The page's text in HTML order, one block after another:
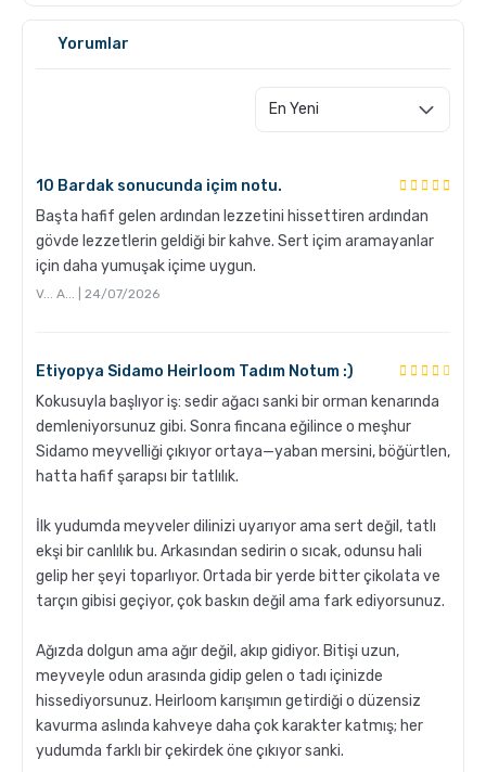
Grosche Milano Moka Pot
Yorumlar
10 Bardak sonucunda içim notu.
Başta hafif gelen ardından lezzetini hissettiren ardından
gövde lezzetlerin geldiği bir kahve. Sert içim aramayanlar
için daha yumuşak içime uygun.
V... A... | 24/07/2026
Etiyopya Sidamo Heirloom Tadım Notum :)
Kokusuyla başlıyor iş: sedir ağacı sanki bir orman kenarında
demleniyorsunuz gibi. Sonra fincana eğilince o meşhur
Sidamo meyvelliği çıkıyor ortaya—yaban mersini, böğürtlen,
hatta hafif şarapsı bir tatlılık.
İlk yudumda meyveler dilinizi uyarıyor ama sert değil, tatlı
ekşi bir canlılık bu. Arkasından sedirin o sıcak, odunsu hali
gelip her şeyi toparlıyor. Ortada bir yerde bitter çikolata ve
tarçın gibisi geçiyor, çok baskın değil ama fark ediyorsunuz.
Ağızda dolgun ama ağır değil, akıp gidiyor. Bitişi uzun,
meyveyle odun arasında gidip gelen o tadı içinizde
hissediyorsunuz. Heirloom karışımın getirdiği o düzensiz
kavurma aslında kahveye daha çok karakter katmış; her
yudumda farklı bir çekirdek öne çıkıyor sanki.